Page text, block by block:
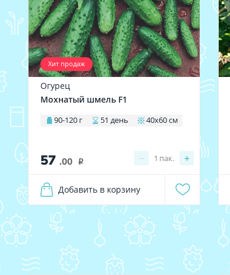
Хит продаж
Огурец
Мохнатый шмель F1
90-120 г 51 день 40х60 см
57 .00 i − +
1 пак.
Добавить в корзину